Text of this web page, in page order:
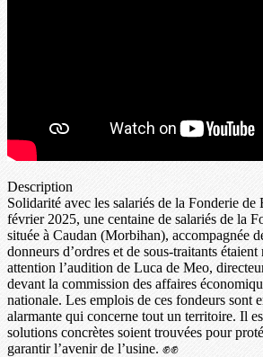
Description
Solidarité avec les salariés de la Fonderie
février 2025, une centaine de salariés de la
située à Caudan (Morbihan), accompagnée
donneurs d’ordres et de sous-traitants
attention l’audition de Luca de Meo,
devant la commission des affaires
nationale. Les emplois de ces fondeurs sont
alarmante qui concerne tout un territoire. Il
solutions concrètes soient trouvées pour
garantir l’avenir de l’usine. ✊✊